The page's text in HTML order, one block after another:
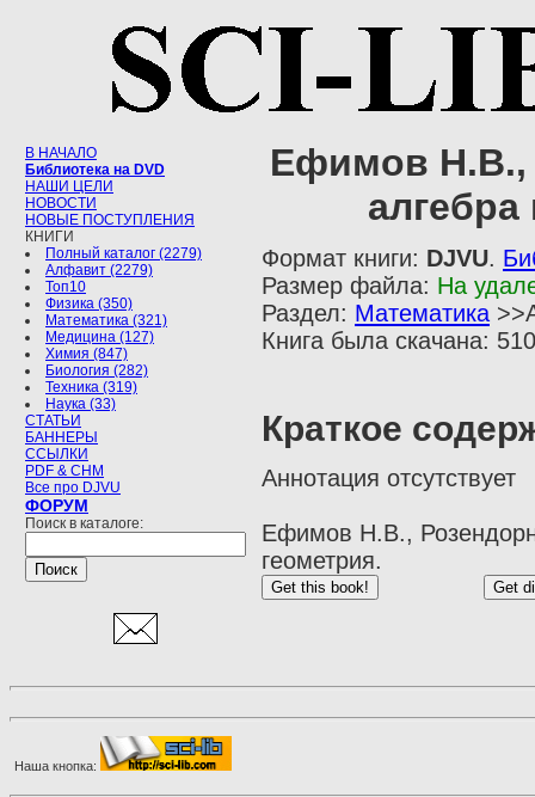
В НАЧАЛО
Библиотека на DVD
НАШИ ЦЕЛИ
НОВОСТИ
НОВЫЕ ПОСТУПЛЕНИЯ
КНИГИ
Полный каталог (2279)
Алфавит (2279)
Топ10
Физика (350)
Математика (321)
Медицина (127)
Химия (847)
Биология (282)
Техника (319)
Наука (33)
СТАТЬИ
БАННЕРЫ
ССЫЛКИ
PDF & CHM
Все про DJVU
ФОРУМ
Поиск в каталоге:
Ефимов Н.В.,
Формат книги: DJVU.
Размер файла: На
Раздел: Математика
Книга была скачана:
Краткое
Аннотация отсутствует
Ефимов Н.В.,
геометрия.
Наша кнопка: